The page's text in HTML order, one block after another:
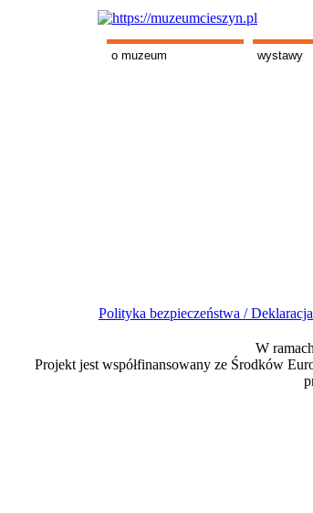
o muzeum wystawy
Polityka bezpieczeństwa /
W
Projekt jest współfinansowany ze Środków